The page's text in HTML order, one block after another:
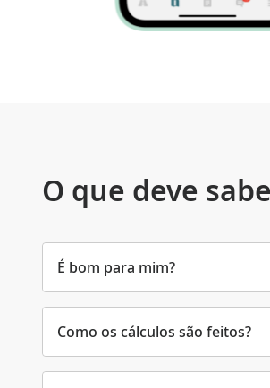
O que deve
É bom para mim?
Como os cálculos são feitos?